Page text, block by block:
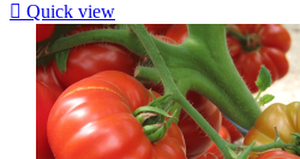
 Quick view